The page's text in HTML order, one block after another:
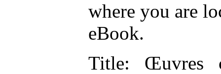
where you are
eBook.
Title: Œuvres